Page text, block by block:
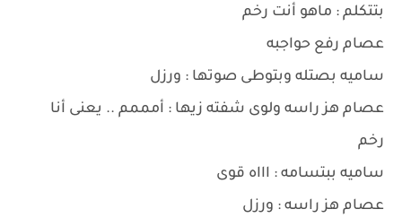
بتتكلم : ماهو أنت رخم
عصام رفع حواجبه
ساميه بصتله وبتوطى صوتها : ورزل
عصام هز راسه ولوى شفته زيها : أمممم .. يعنى أنا
رخم
ساميه ببتسامه : اااه قوى
عصام هز راسه : ورزل